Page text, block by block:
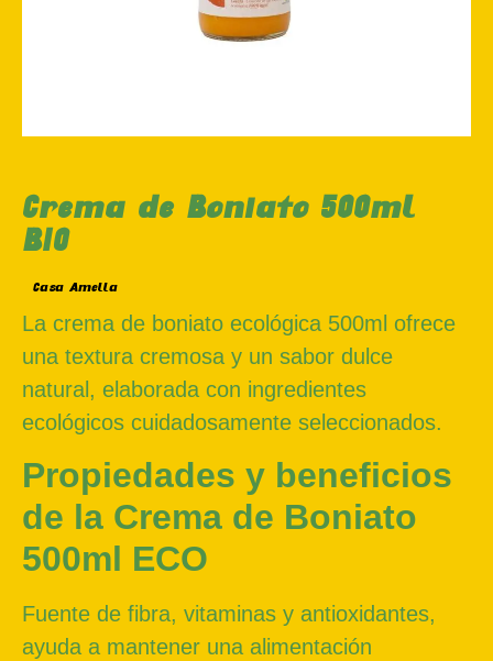
Crema de Boniato 500ml
BIO
Casa Amella
La crema de boniato ecológica 500ml ofrece
una textura cremosa y un sabor dulce
natural, elaborada con ingredientes
ecológicos cuidadosamente seleccionados.
Propiedades y beneficios
de la Crema de Boniato
500ml ECO
Fuente de fibra, vitaminas y antioxidantes,
ayuda a mantener una alimentación